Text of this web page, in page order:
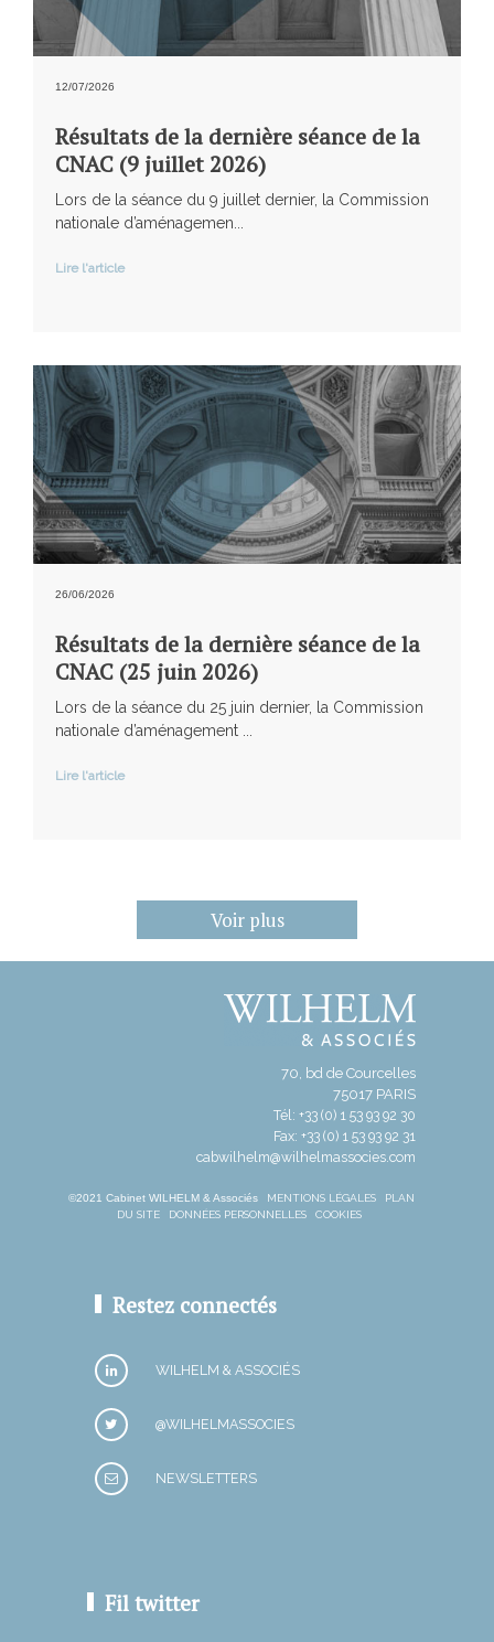
12/07/2026
Résultats de la dernière séance de la
CNAC (9 juillet 2026)
Lors de la séance du 9 juillet dernier, la Commission
nationale d’aménagemen...
Lire l'article
26/06/2026
Résultats de la dernière séance de la
CNAC (25 juin 2026)
Lors de la séance du 25 juin dernier, la Commission
nationale d’aménagement ...
Lire l'article
Voir plus
70, bd de Courcelles
75017 PARIS
Tél: +33 (0) 1 53 93 92 30
Fax: +33 (0) 1 53 93 92 31
cabwilhelm@wilhelmassocies.com
©2021 Cabinet WILHELM & Associés MENTIONS LÉGALES
PLAN
DU SITE
DONNÉES PERSONNELLES COOKIES
Restez connectés
WILHELM & ASSOCIÉS
@WILHELMASSOCIES
NEWSLETTERS
Fil twitter